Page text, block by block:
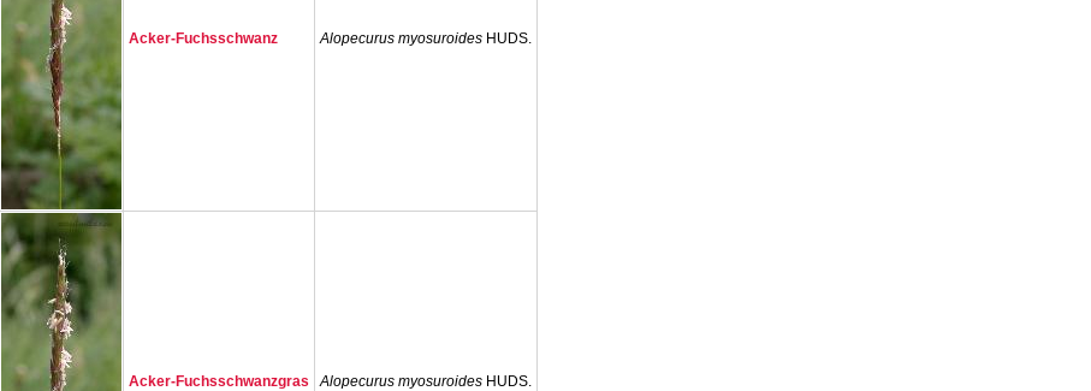
Acker-Fuchsschwanz Alopecurus myosuroidesHUDS.
Acker-Fuchsschwanzgras Alopecurus myosuroidesHUDS.